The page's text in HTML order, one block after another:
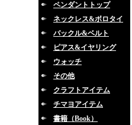
ペンダントトップ
ネックレス&ボロタイ
バックル&ベルト
ピアス&イヤリング
ウォッチ
その他
クラフトアイテム
チマヨアイテム
書籍（Book）